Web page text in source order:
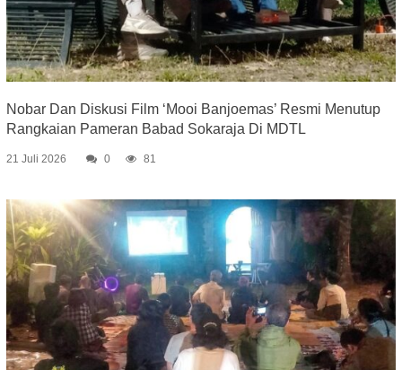
Nobar Dan Diskusi Film ‘Mooi Banjoemas’ Resmi Menutup
Rangkaian Pameran Babad Sokaraja Di MDTL
21 Juli 2026 0 81